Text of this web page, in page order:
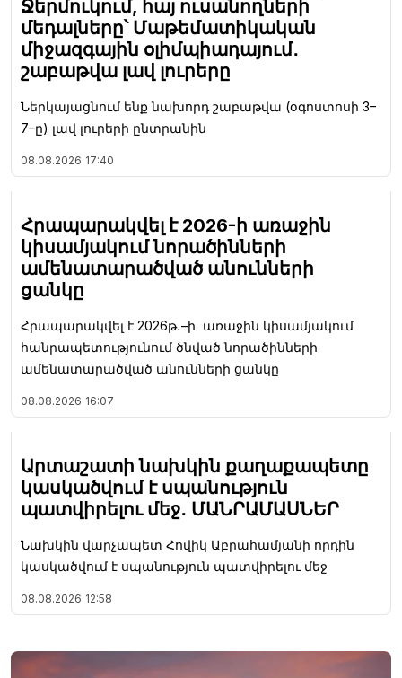
Ջերմուկում, հայ ուսանողների
մեդալները՝ Մաթեմատիկական
միջազգային օլիմպիադայում․
շաբաթվա լավ լուրերը
Ներկայացնում ենք նախորդ շաբաթվա (օգոստոսի 3–
7–ը) լավ լուրերի ընտրանին
08.08.2026 17:40
Հրապարակվել է 2026-ի առաջին
կիսամյակում նորածինների
ամենատարածված անունների
ցանկը
Հրապարակվել է 2026թ․–ի առաջին կիսամյակում
հանրապետությունում ծնված նորածինների
ամենատարածված անունների ցանկը
08.08.2026 16:07
Արտաշատի նախկին քաղաքապետը
կասկածվում է սպանություն
պատվիրելու մեջ․ ՄԱՆՐԱՄԱՍՆԵՐ
Նախկին վարչապետ Հովիկ Աբրահամյանի որդին
կասկածվում է սպանություն պատվիրելու մեջ
08.08.2026 12:58